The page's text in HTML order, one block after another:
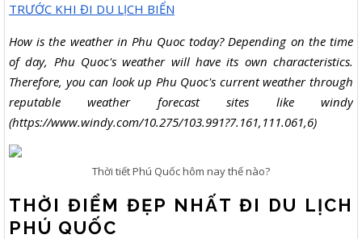
TRƯỚC KHI ĐI DU LỊCH BIỂN
How is the weather in Phu Quoc today? Depending on the time
of day, Phu Quoc's weather will have its own characteristics.
Therefore, you can look up Phu Quoc's current weather through
reputable weather forecast sites like windy
(https://www.windy.com/10.275/103.991?7.161,111.061,6)
Thời tiết Phú Quốc hôm nay thế nào?
THỜI ĐIỂM ĐẸP NHẤT ĐI DU LỊCH
PHÚ QUỐC